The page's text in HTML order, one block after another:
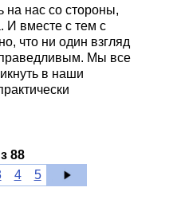
на нас со стороны,
И вместе с тем с
что ни один взгляд
Мы все
в наши
88
4 5